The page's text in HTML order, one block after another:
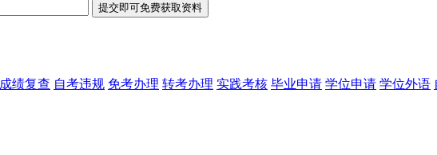
成绩复查 自考违规 免考办理 转考办理 实践考核 毕业申请 学位申请 学位外语